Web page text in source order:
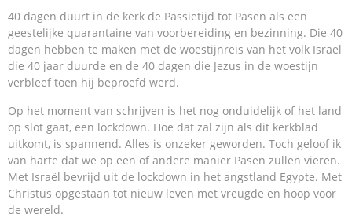
40 dagen duurt in de kerk de Passietijd tot Pasen als een
geestelijke quarantaine van voorbereiding en bezinning. Die 40
dagen hebben te maken met de woestijnreis van het volk Israël
die 40 jaar duurde en de 40 dagen die Jezus in de woestijn
verbleef toen hij beproefd werd.
Op het moment van schrijven is het nog onduidelijk of het land
op slot gaat, een lockdown. Hoe dat zal zijn als dit kerkblad
uitkomt, is spannend. Alles is onzeker geworden. Toch geloof ik
van harte dat we op een of andere manier Pasen zullen vieren.
Met Israël bevrijd uit de lockdown in het angstland Egypte. Met
Christus opgestaan tot nieuw leven met vreugde en hoop voor
de wereld.